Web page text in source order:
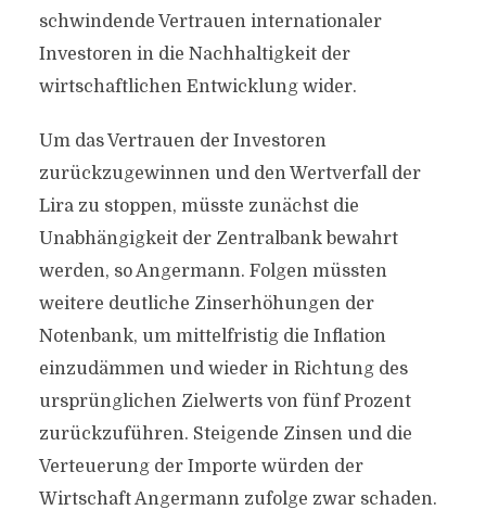
schwindende Vertrauen internationaler
Investoren in die Nachhaltigkeit der
wirtschaftlichen Entwicklung wider.
Um das Vertrauen der Investoren
zurückzugewinnen und den Wertverfall der
Lira zu stoppen, müsste zunächst die
Unabhängigkeit der Zentralbank bewahrt
werden, so Angermann. Folgen müssten
weitere deutliche Zinserhöhungen der
Notenbank, um mittelfristig die Inflation
einzudämmen und wieder in Richtung des
ursprünglichen Zielwerts von fünf Prozent
zurückzuführen. Steigende Zinsen und die
Verteuerung der Importe würden der
Wirtschaft Angermann zufolge zwar schaden.